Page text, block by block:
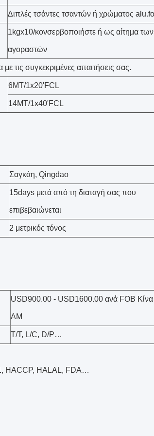
Διπλές τσάντες τσαντών ή χρώματος
1kgx10/κονσερβοποιήστε ή ως αίτημα των
αγοραστών
τις συγκεκριμένες απαιτήσεις σας.
6MT/1x20'FCL
14MT/1x40'FCL
Σαγκάη, Qingdao
15days μετά από τη διαταγή σας που
επιβεβαιώνεται
2 μετρικός τόνος
USD900.00 - USD1600.00 ανά FOB Κίνα
ΑΜ
T/T, L/C, D/P…
HACCP, HALAL, FDA…